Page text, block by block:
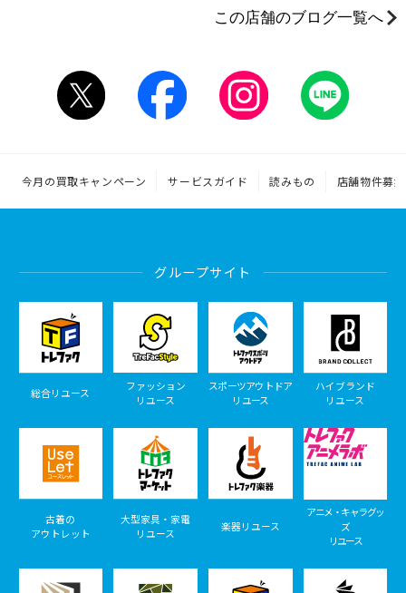
この店舗のブログ一覧へ
今月の買取キャンペーン サービスガイド 読みもの 店舗物件募集
グループサイト
総合リユース
ファッション
リユース
スポーツアウトドア
リユース
ハイブランド
リユース
古着の
アウトレット
大型家具・家電
リユース
楽器リユース
アニメ・キャラグッ
ズ
リユース